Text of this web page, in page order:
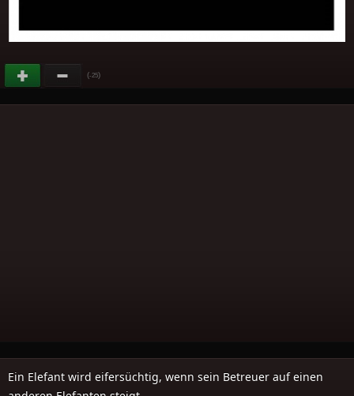
(-25)
Ein Elefant wird eifersüchtig, wenn sein Betreuer auf einen